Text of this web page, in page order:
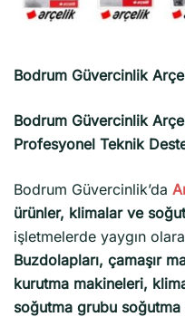
Bodrum Güvercinlik
Bodrum Güvercinlik
Profesyonel Teknik
Bodrum Güvercinlik’da
ürünler, klimalar ve
işletmelerde yaygın
Buzdolapları, çamaşır
kurutma makineleri,
soğutma grubu soğutma